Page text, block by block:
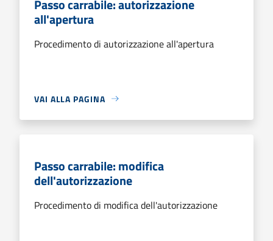
Passo carrabile: autorizzazione
all'apertura
Procedimento di autorizzazione all'apertura
VAI ALLA PAGINA
Passo carrabile: modifica
dell'autorizzazione
Procedimento di modifica dell'autorizzazione